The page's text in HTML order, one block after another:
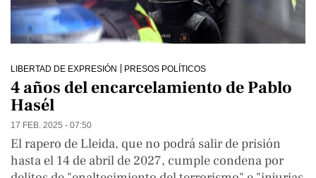
LIBERTAD DE EXPRESIÓN PRESOS POLÍTICOS
4 años del encarcelamiento de Pablo
Hasél
17 FEB. 2025 - 07:50
El rapero de Lleida, que no podrá salir de prisión
hasta el 14 de abril de 2027, cumple condena por